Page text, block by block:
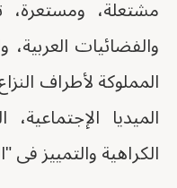
مشتعلة،
والفضائيات العربية،
المملوكة لأطراف
الميديا
الكراهية والتمييز فى